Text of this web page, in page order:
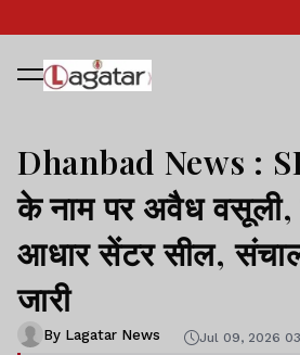
Dhanbad News :
के नाम पर अवैध वसूली,
आधार सेंटर सील,
जारी
By Lagatar News Jul 09, 2026